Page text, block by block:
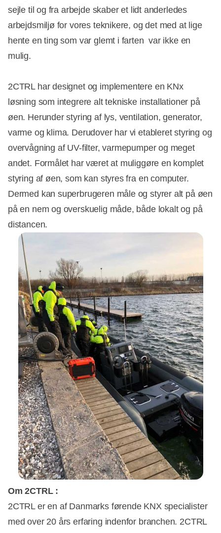
sejle til og fra arbejde skaber et lidt anderledes
arbejdsmiljø for vores teknikere, og det med at lige
hente en ting som var glemt i farten var ikke en
mulig.
2CTRL har designet og implementere en KNx
løsning som integrere alt tekniske installationer på
øen. Herunder styring af lys, ventilation, generator,
varme og klima. Derudover har vi etableret styring og
overvågning af UV-filter, varmepumper og meget
andet. Formålet har været at muliggøre en komplet
styring af øen, som kan styres fra en computer.
Dermed kan superbrugeren måle og styrer alt på øen
på en nem og overskuelig måde, både lokalt og på
distancen.
Om 2CTRL :
2CTRL er en af Danmarks førende KNX specialister
med over 20 års erfaring indenfor branchen. 2CTRL